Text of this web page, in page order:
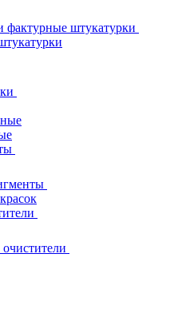
фактурные штукатурки